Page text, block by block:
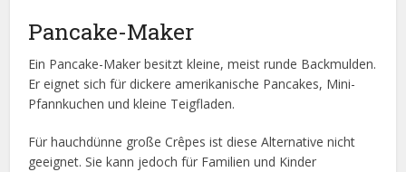
Pancake-Maker
Ein Pancake-Maker besitzt kleine, meist runde Backmulden.
Er eignet sich für dickere amerikanische Pancakes, Mini-
Pfannkuchen und kleine Teigfladen.
Für hauchdünne große Crêpes ist diese Alternative nicht
geeignet. Sie kann jedoch für Familien und Kinder